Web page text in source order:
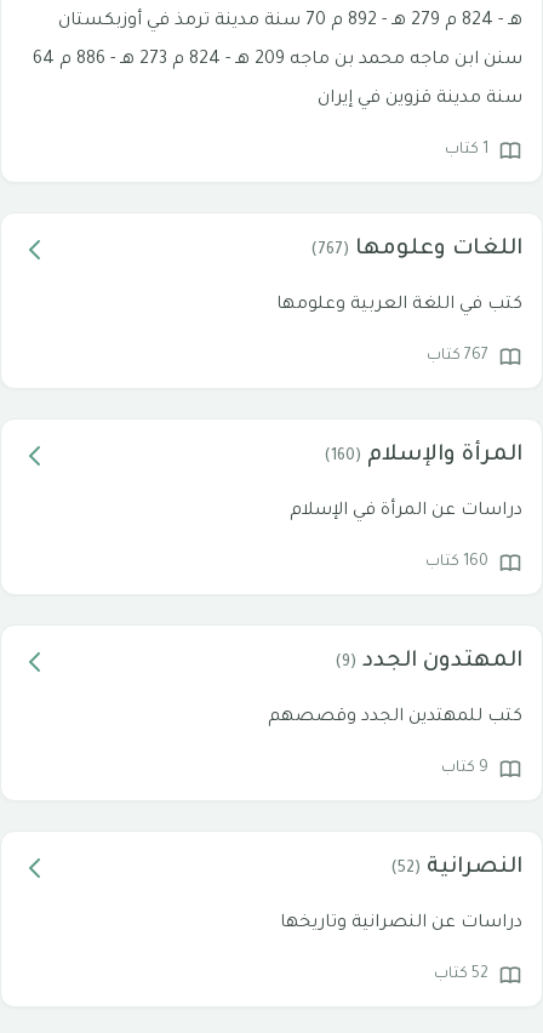
هـ - 824 م 279 هـ - 892 م 70 سنة مدينة ترمذ في أوزبكستان
سنن ابن ماجه محمد بن ماجه 209 هـ - 824 م 273 هـ - 886 م 64
سنة مدينة قزوين في إيران
1 كتاب
اللغات وعلومها (767)
كتب في اللغة العربية وعلومها
767 كتاب
المرأة والإسلام (160)
دراسات عن المرأة في الإسلام
160 كتاب
المهتدون الجدد (9)
كتب للمهتدين الجدد وقصصهم
9 كتاب
النصرانية (52)
دراسات عن النصرانية وتاريخها
52 كتاب